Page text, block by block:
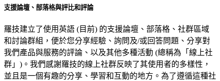
支援論壇、部落格與評比和評論
羅技建立了使用英語 (目前) 的支援論壇、部落格、社群區域
和討論群組，便於您分享經驗、詢問及/或回答問題、分享對
我們產品與服務的評論、以及其他多種活動 (總稱為「線上社
群」)。我們感謝羅技的線上社群反映了其使用者的多樣性，
並且是一個有趣的分享、學習和互動的地方。為了遵循這種社